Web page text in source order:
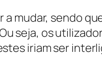
mudar, sendo
seja, os
iriam ser